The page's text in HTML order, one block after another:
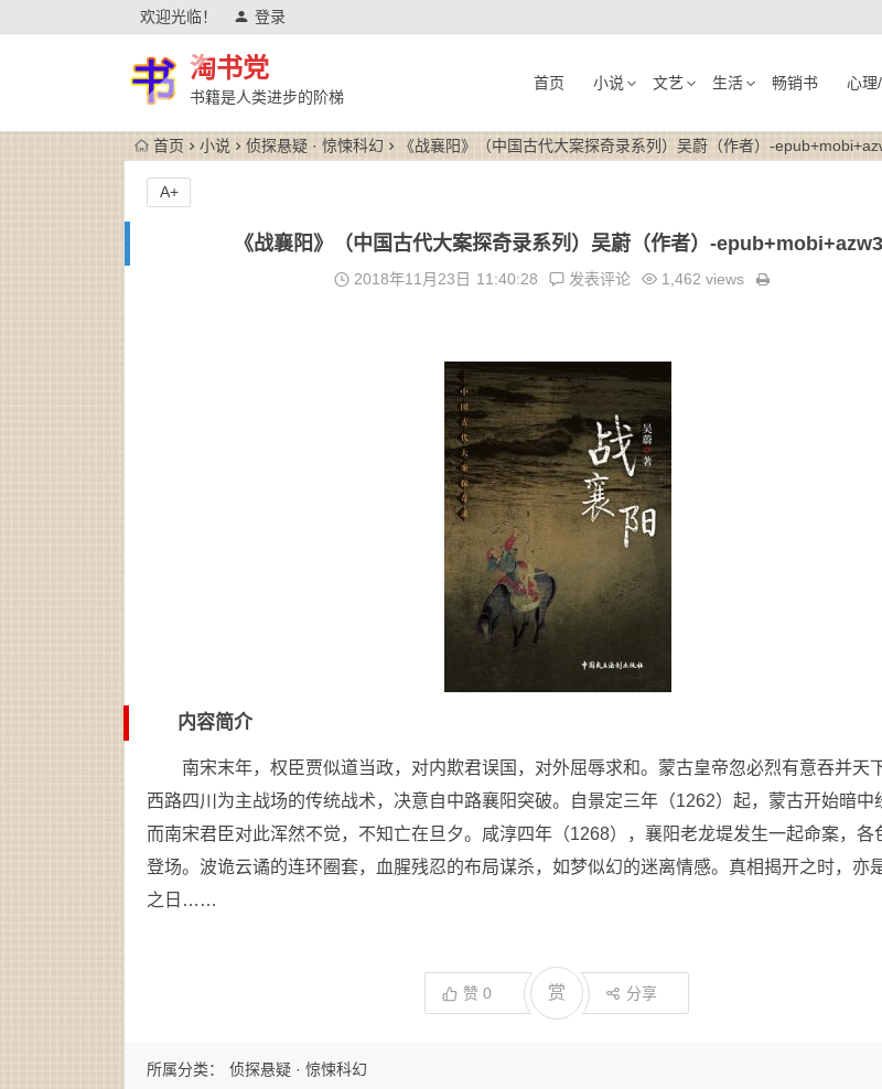
欢迎光临！ 登录
淘书党
书籍是人类进步的阶梯
首页 小说 文艺 生活 畅销书 心理
首页 小说 侦探悬疑 · 惊悚科幻 《战襄阳》（中国古代大案探奇录系列）吴蔚（作者）-
《战襄阳》（中国古代大案探奇录系列）吴蔚（作者）-epub+mobi+azw3
2018年11月23日 11:40:28 发表评论 1,462 views
内容简介
南宋末年，权臣贾似道当政，对内欺君误国，对外屈辱求和。蒙古皇帝忽必烈有意吞并天
西路四川为主战场的传统战术，决意自中路襄阳突破。自景定三年（1262）起，蒙古开始暗中
而南宋君臣对此浑然不觉，不知亡在旦夕。咸淳四年（1268），襄阳老龙堤发生一起命案，各
登场。波诡云谲的连环圈套，血腥残忍的布局谋杀，如梦似幻的迷离情感。真相揭开之时，亦
之日……
赞 0 赏 分享
A+
所属分类： 侦探悬疑 · 惊悚科幻